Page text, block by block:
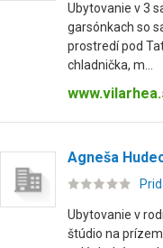
Ubytovanie v 3
garsónkach so
prostredí pod
chladnička, m...
Agneša
Ubytovanie v
štúdio na